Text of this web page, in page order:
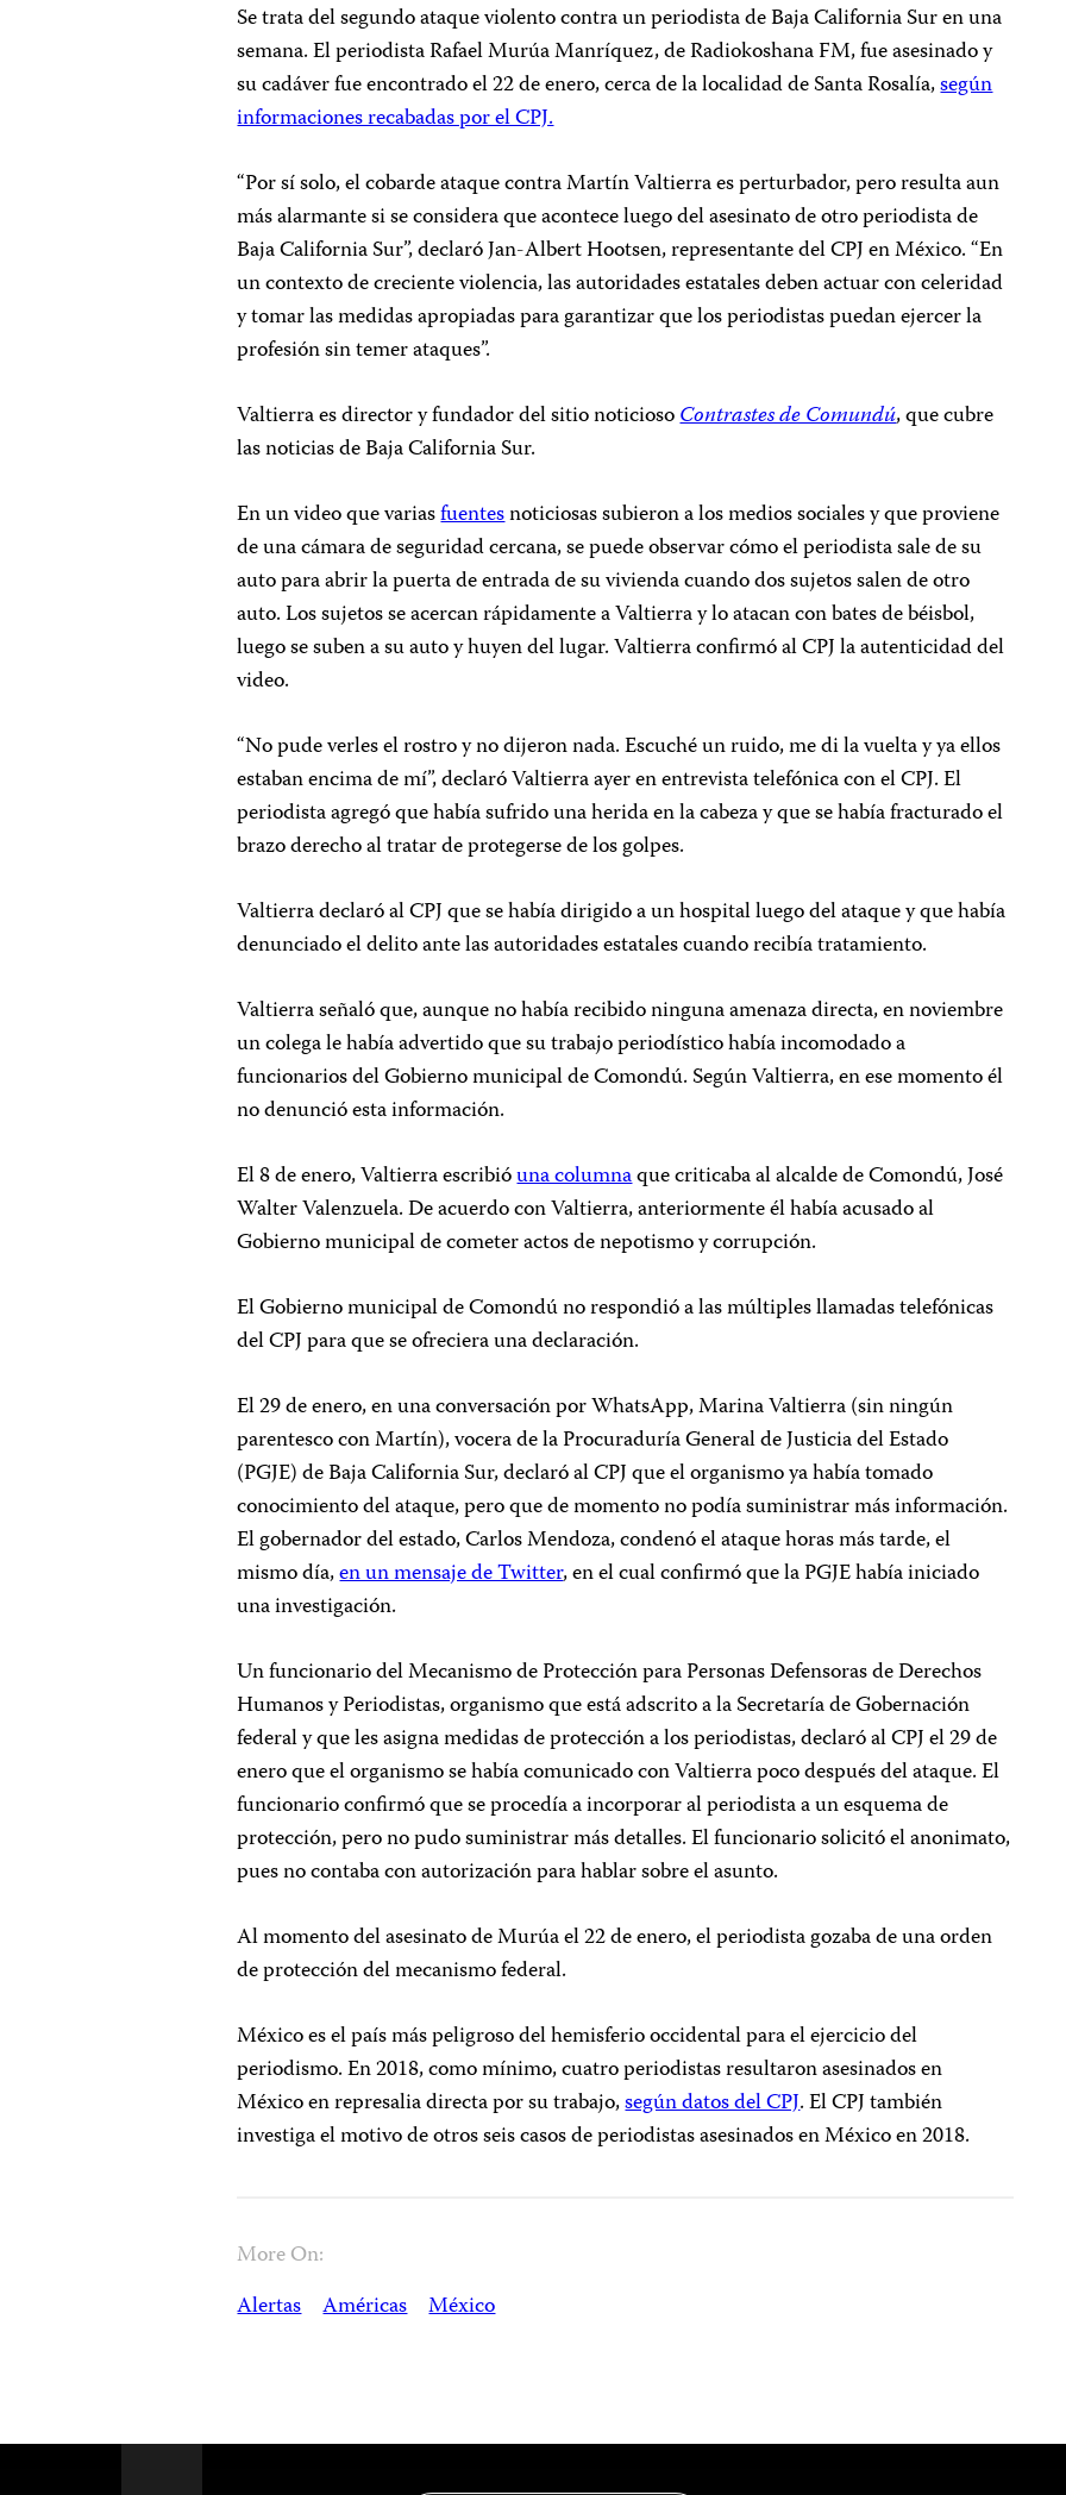
Se trata del segundo ataque violento contra un periodista de Baja California Sur en una
semana. El periodista Rafael Murúa Manríquez, de Radiokoshana FM, fue asesinado y
su cadáver fue encontrado el 22 de enero, cerca de la localidad de Santa Rosalía,según
informaciones recabadas por el CPJ.
“Por sí solo, el cobarde ataque contra Martín Valtierra es perturbador, pero resulta aun
más alarmante si se considera que acontece luego del asesinato de otro periodista de
Baja California Sur”, declaró Jan-Albert Hootsen, representante del CPJ en México. “En
un contexto de creciente violencia, las autoridades estatales deben actuar con celeridad
y tomar las medidas apropiadas para garantizar que los periodistas puedan ejercer la
profesión sin temer ataques”.
Valtierra es director y fundador del sitio noticiosoContrastes de Comundú, que cubre
las noticias de Baja California Sur.
En un video que variasfuentesnoticiosas subieron a los medios sociales y que proviene
de una cámara de seguridad cercana, se puede observar cómo el periodista sale de su
auto para abrir la puerta de entrada de su vivienda cuando dos sujetos salen de otro
auto. Los sujetos se acercan rápidamente a Valtierra y lo atacan con bates de béisbol,
luego se suben a su auto y huyen del lugar. Valtierra confirmó al CPJ la autenticidad del
video.
“No pude verles el rostro y no dijeron nada. Escuché un ruido, me di la vuelta y ya ellos
estaban encima de mí”, declaró Valtierra ayer en entrevista telefónica con el CPJ. El
periodista agregó que había sufrido una herida en la cabeza y que se había fracturado el
brazo derecho al tratar de protegerse de los golpes.
Valtierra declaró al CPJ que se había dirigido a un hospital luego del ataque y que había
denunciado el delito ante las autoridades estatales cuando recibía tratamiento.
Valtierra señaló que, aunque no había recibido ninguna amenaza directa, en noviembre
un colega le había advertido que su trabajo periodístico había incomodado a
funcionarios del Gobierno municipal de Comondú. Según Valtierra, en ese momento él
no denunció esta información.
El 8 de enero, Valtierra escribióuna columnaque criticaba al alcalde de Comondú, José
Walter Valenzuela. De acuerdo con Valtierra, anteriormente él había acusado al
Gobierno municipal de cometer actos de nepotismo y corrupción.
El Gobierno municipal de Comondú no respondió a las múltiples llamadas telefónicas
del CPJ para que se ofreciera una declaración.
El 29 de enero, en una conversación por WhatsApp, Marina Valtierra (sin ningún
parentesco con Martín), vocera de la Procuraduría General de Justicia del Estado
(PGJE) de Baja California Sur, declaró al CPJ que el organismo ya había tomado
conocimiento del ataque, pero que de momento no podía suministrar más información.
El gobernador del estado, Carlos Mendoza, condenó el ataque horas más tarde, el
mismo día,en un mensaje de Twitter, en el cual confirmó que la PGJE había iniciado
una investigación.
Un funcionario del Mecanismo de Protección para Personas Defensoras de Derechos
Humanos y Periodistas, organismo que está adscrito a la Secretaría de Gobernación
federal y que les asigna medidas de protección a los periodistas, declaró al CPJ el 29 de
enero que el organismo se había comunicado con Valtierra poco después del ataque. El
funcionario confirmó que se procedía a incorporar al periodista a un esquema de
protección, pero no pudo suministrar más detalles. El funcionario solicitó el anonimato,
pues no contaba con autorización para hablar sobre el asunto.
Al momento del asesinato de Murúa el 22 de enero, el periodista gozaba de una orden
de protección del mecanismo federal.
México es el país más peligroso del hemisferio occidental para el ejercicio del
periodismo. En 2018, como mínimo, cuatro periodistas resultaron asesinados en
México en represalia directa por su trabajo,según datos del CPJ. El CPJ también
investiga el motivo de otros seis casos de periodistas asesinados en México en 2018.
More On:
Alertas Américas México